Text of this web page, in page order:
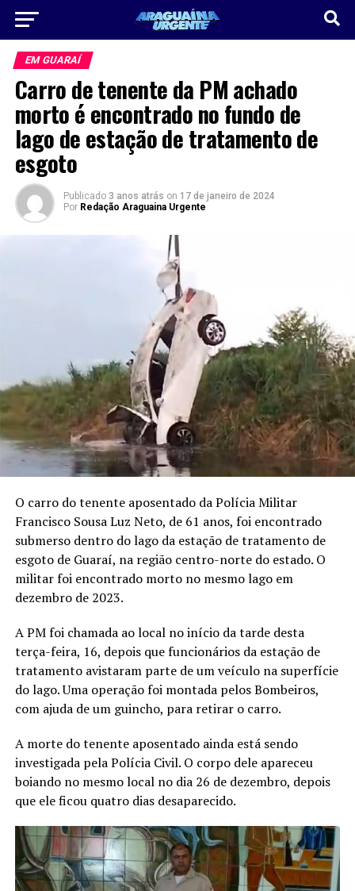
EM GUARAÍ
Carro de tenente da PM achado
morto é encontrado no fundo de
lago de estação de tratamento de
esgoto
Publicado 3 anos atrás on 17 de janeiro de 2024
Por Redação Araguaina Urgente
O carro do tenente aposentado da Polícia Militar
Francisco Sousa Luz Neto, de 61 anos, foi encontrado
submerso dentro do lago da estação de tratamento de
esgoto de Guaraí, na região centro-norte do estado. O
militar foi encontrado morto no mesmo lago em
dezembro de 2023.
A PM foi chamada ao local no início da tarde desta
terça-feira, 16, depois que funcionários da estação de
tratamento avistaram parte de um veículo na superfície
do lago. Uma operação foi montada pelos Bombeiros,
com ajuda de um guincho, para retirar o carro.
A morte do tenente aposentado ainda está sendo
investigada pela Polícia Civil. O corpo dele apareceu
boiando no mesmo local no dia 26 de dezembro, depois
que ele ficou quatro dias desaparecido.